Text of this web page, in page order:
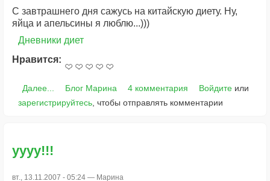
С завтрашнего дня сажусь на китайскую диету. Ну,
яйца и апельсины я люблю...)))
Дневники диет
Нравится:
Далее... Блог Марина 4 комментария Войдитеили
зарегистрируйтесь, чтобы отправлять комментарии
уууу!!!
вт., 13.11.2007 - 05:24 — Марина